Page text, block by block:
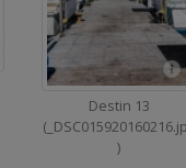
Destin 13
)